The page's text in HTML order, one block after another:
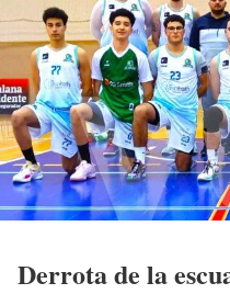
Derrota de la